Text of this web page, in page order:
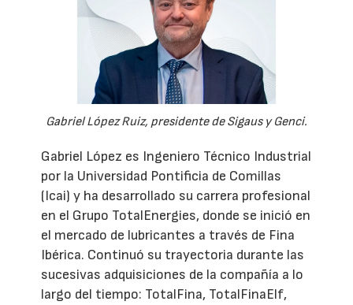
Gabriel López Ruiz, presidente de Sigaus y Genci.
Gabriel López es Ingeniero Técnico Industrial
por la Universidad Pontificia de Comillas
(Icai) y ha desarrollado su carrera profesional
en el Grupo TotalEnergies, donde se inició en
el mercado de lubricantes a través de Fina
Ibérica. Continuó su trayectoria durante las
sucesivas adquisiciones de la compañía a lo
largo del tiempo: TotalFina, TotalFinaElf,